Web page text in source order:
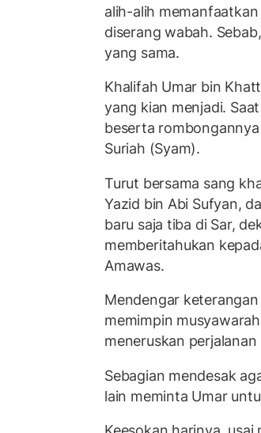
alih-alih
diserang wabah.
yang sama.
Khalifah Umar bin
yang kian menjadi.
beserta
Suriah (Syam).
Turut bersama sang
Yazid bin Abi Sufyan,
baru saja tiba di Sar,
memberitahukan
Amawas.
Mendengar
memimpin
meneruskan
Sebagian mendesak
lain meminta Umar